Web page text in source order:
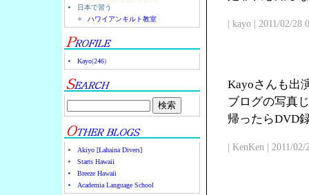
日本で習う
ハワイアンキルト教室
Kayo(246)
Akiyo [Lahaina Divers]
Starts Hawaii
Breeze Hawaii
Academia Language School
| kayo | 2011/02/28
Kayoさんも出
ブログの写真
帰ったらDVD
| KenKen | 2011/